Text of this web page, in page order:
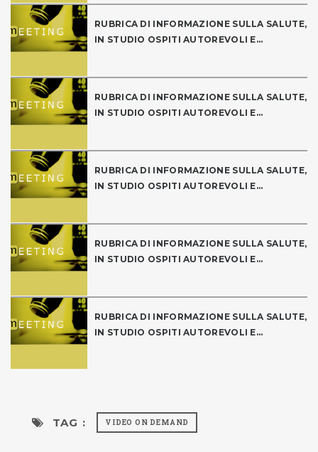
RUBRICA DI INFORMAZIONE SULLA SALUTE,
IN STUDIO OSPITI AUTOREVOLI E...
RUBRICA DI INFORMAZIONE SULLA SALUTE,
IN STUDIO OSPITI AUTOREVOLI E...
RUBRICA DI INFORMAZIONE SULLA SALUTE,
IN STUDIO OSPITI AUTOREVOLI E...
RUBRICA DI INFORMAZIONE SULLA SALUTE,
IN STUDIO OSPITI AUTOREVOLI E...
RUBRICA DI INFORMAZIONE SULLA SALUTE,
IN STUDIO OSPITI AUTOREVOLI E...
TAG : VIDEO ON DEMAND